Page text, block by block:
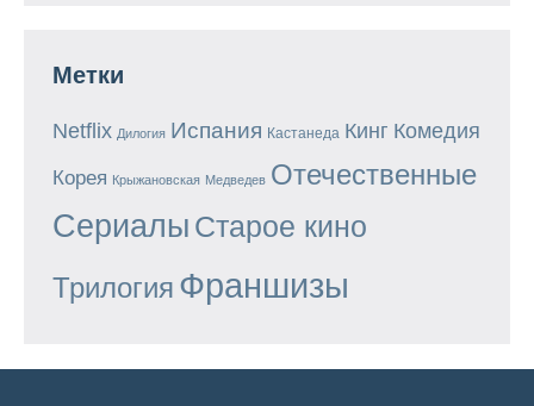
Метки
Netflix Дилогия Испания Кастанеда Кинг Комедия
Корея Крыжановская Медведев Отечественные
Сериалы Старое кино
Трилогия Франшизы